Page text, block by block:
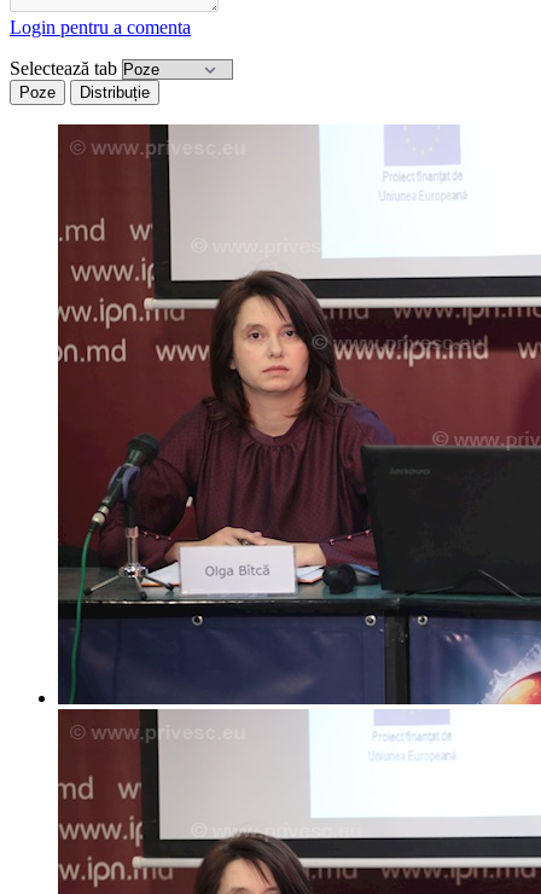
Login pentru a comenta
Selectează tab
Poze Distribuție